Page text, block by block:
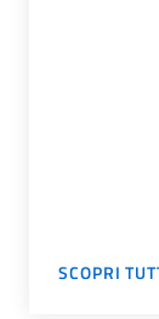
SCOPRI